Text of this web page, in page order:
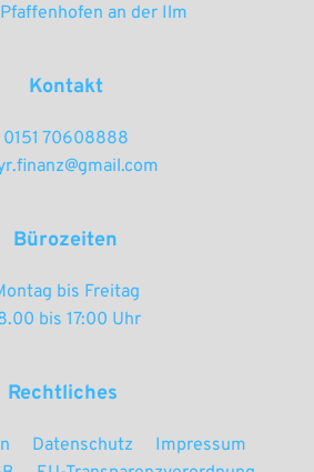
an der Ilm
Kontakt
0151 70608888
Bürozeiten
bis Freitag
bis 17:00 Uhr
Rechtliches
Datenschutz
Impressum